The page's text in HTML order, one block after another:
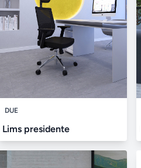
DUE
Lims presidente